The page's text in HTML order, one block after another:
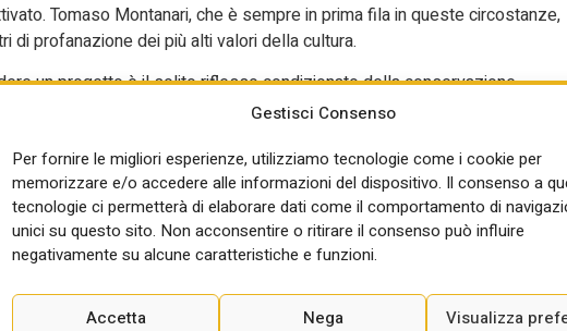
Gestisci Consenso
Per fornire le migliori esperienze, utilizziamo tecnologie come i cookie per
memorizzare e/o accedere alle informazioni del dispositivo. Il consenso a
tecnologie ci permetterà di elaborare dati come il comportamento di
unici su questo sito. Non acconsentire o ritirare il consenso può influire
negativamente su alcune caratteristiche e funzioni.
Accetta Nega Visualizza
Tomaso Montanari, che è sempre in prima fila in queste circostanze,
di profanazione dei più alti valori della cultura.
un progetto è il solito riflesso condizionato della conservazione
Ma non produce pensiero. La tutela non può essere solo interdizione
Dire no quando serve, ma anche permettere trasformazioni
Altrimenti il patrimonio diventa una reliquia imbalsamata e i musei
inadeguati.
per questo. È parte di un organismo paesaggistico, monumentale,
un museo qualunque con un lotto libero accanto. Ogni aggiunta
non è necessariamente un male, ma bisogna sapere perché lo si fa,
con quale idea di città.